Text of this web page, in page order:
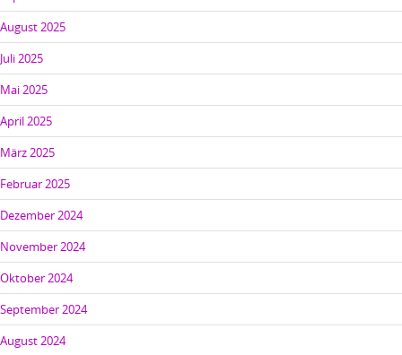
August 2025
Juli 2025
Mai 2025
April 2025
März 2025
Februar 2025
Dezember 2024
November 2024
Oktober 2024
September 2024
August 2024